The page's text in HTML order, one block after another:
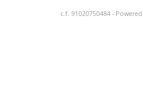
c.f. 91020750484 -